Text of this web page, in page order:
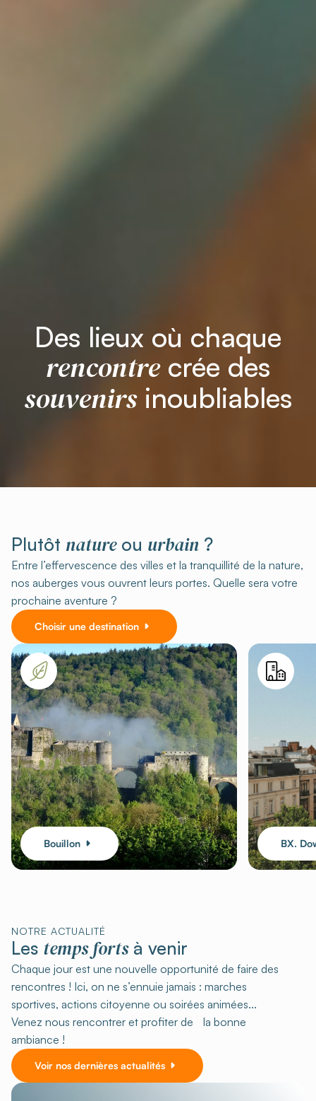
Des lieux où chaque
rencontrecrée des
souvenirsinoubliables
Plutôt natureou urbain ?
Entre l’effervescence des villes et la tranquillité de la nature,
nos auberges vous ouvrent leurs portes. Quelle sera votre
prochaine aventure ?
Choisir une destination
Bouillon BX.
NOTRE ACTUALITÉ
Les temps fortsà venir
Chaque jour est une nouvelle opportunité de faire des
rencontres ! Ici, on ne s’ennuie jamais : marches
sportives, actions citoyenne ou soirées animées...
Venez nous rencontrer et profiter de la bonne
ambiance !
Voir nos dernières actualités